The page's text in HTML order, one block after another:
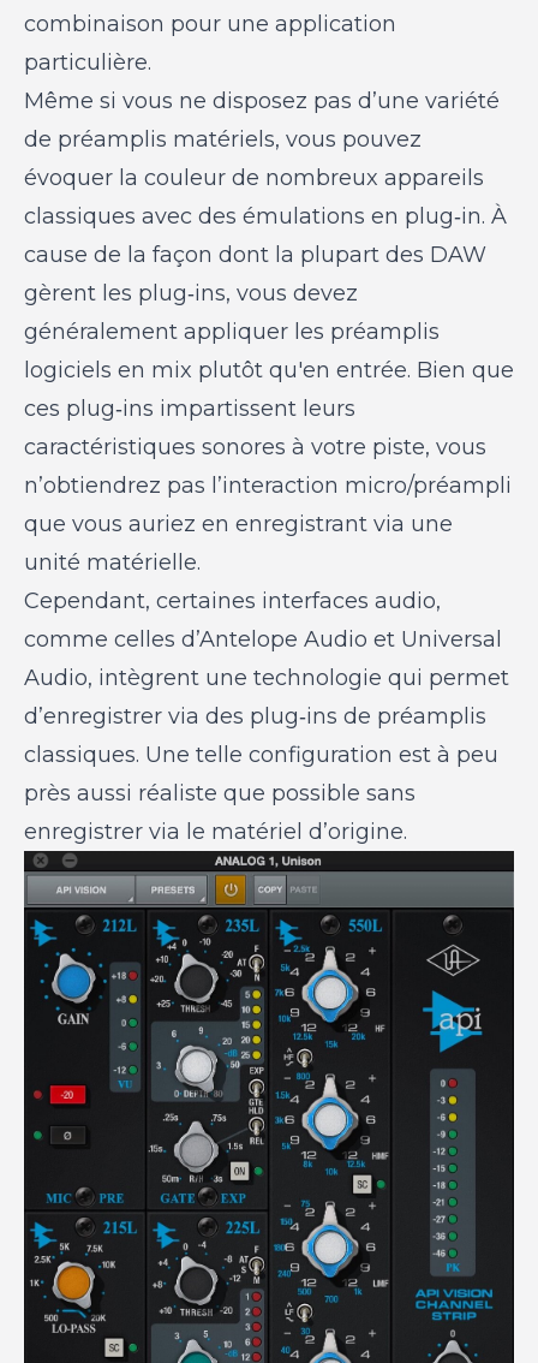
combinaison pour une application
particulière.
Même si vous ne disposez pas d’une variété
de préamplis matériels, vous pouvez
évoquer la couleur de nombreux appareils
classiques avec des émulations en plug‑in. À
cause de la façon dont la plupart des DAW
gèrent les plug‑ins, vous devez
généralement appliquer les préamplis
logiciels en mix plutôt qu'en entrée. Bien que
ces plug‑ins impartissent leurs
caractéristiques sonores à votre piste, vous
n’obtiendrez pas l’interaction micro/préampli
que vous auriez en enregistrant via une
unité matérielle.
Cependant, certaines interfaces audio,
comme celles d’Antelope Audio et Universal
Audio, intègrent une technologie qui permet
d’enregistrer via des plug‑ins de préamplis
classiques. Une telle configuration est à peu
près aussi réaliste que possible sans
enregistrer via le matériel d’origine.